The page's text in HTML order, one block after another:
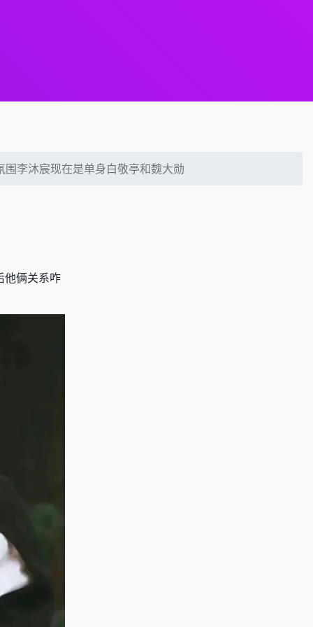
李沐宸现在是单身白敬亭和魏大勋
他俩关系咋